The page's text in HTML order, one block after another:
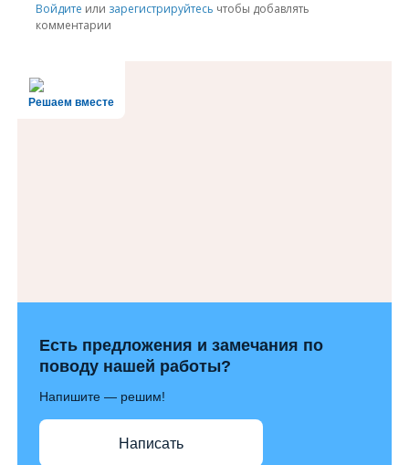
Войдите или зарегистрируйтесь чтобы добавлять
комментарии
Решаем вместе
Есть предложения и замечания по
поводу нашей работы?
Напишите — решим!
Написать